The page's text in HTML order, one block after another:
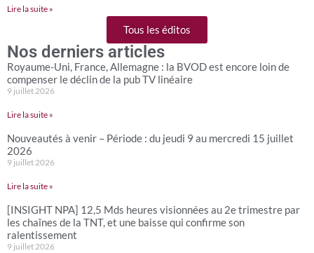
Lire la suite »
Tous les éditos
Nos derniers articles
Royaume-Uni, France, Allemagne : la BVOD est encore loin de
compenser le déclin de la pub TV linéaire
9 juillet 2026
Lire la suite »
Nouveautés à venir – Période : du jeudi 9 au mercredi 15 juillet
2026
9 juillet 2026
Lire la suite »
[INSIGHT NPA] 12,5 Mds heures visionnées au 2e trimestre par
les chaînes de la TNT, et une baisse qui confirme son
ralentissement
9 juillet 2026